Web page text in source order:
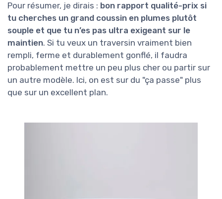
Pour résumer, je dirais : bon rapport qualité-prix si
tu cherches un grand coussin en plumes plutôt
souple et que tu n’es pas ultra exigeant sur le
maintien. Si tu veux un traversin vraiment bien
rempli, ferme et durablement gonflé, il faudra
probablement mettre un peu plus cher ou partir sur
un autre modèle. Ici, on est sur du "ça passe" plus
que sur un excellent plan.